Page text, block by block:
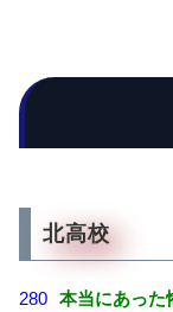
北高校
280 本当にあった